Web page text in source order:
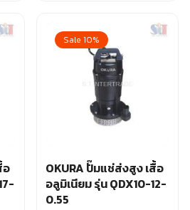
was:
69,500.00 บาท.
is:
62,550.00 บาท.
อ
Sale 10%
OKURA ปั๊มแช่ส่งสูง เสื้อ
อลูมิเนียม รุ่น QDX10-12-
0.55